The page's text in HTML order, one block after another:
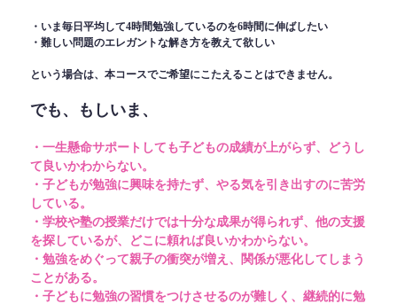
・いま毎日平均して4時間勉強しているのを6時間に伸ばしたい
・難しい問題のエレガントな解き方を教えて欲しい
という場合は、本コースでご希望にこたえることはできません。
でも、もしいま、
・一生懸命サポートしても子どもの成績が上がらず、どうし
て良いかわからない。
・子どもが勉強に興味を持たず、やる気を引き出すのに苦労
している。
・学校や塾の授業だけでは十分な成果が得られず、他の支援
を探しているが、どこに頼れば良いかわからない。
・勉強をめぐって親子の衝突が増え、関係が悪化してしまう
ことがある。
・子どもに勉強の習慣をつけさせるのが難しく、継続的に勉